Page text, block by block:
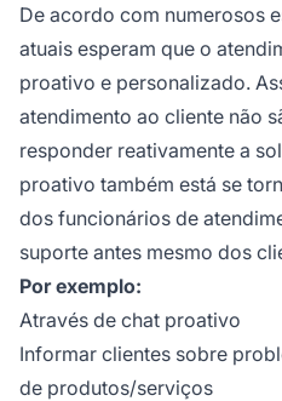
De acordo com numerosos
atuais esperam que o
proativo e personalizado.
atendimento ao cliente não
responder reativamente a
proativo também está se
dos funcionários de
suporte antes mesmo dos
Por exemplo:
Através de chat proativo
Informar clientes sobre
de produtos/serviços